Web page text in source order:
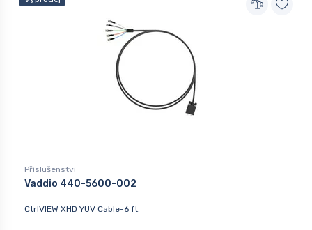
Příslušenství
Vaddio 440-5600-002
CtrlVIEW XHD YUV Cable-6 ft.